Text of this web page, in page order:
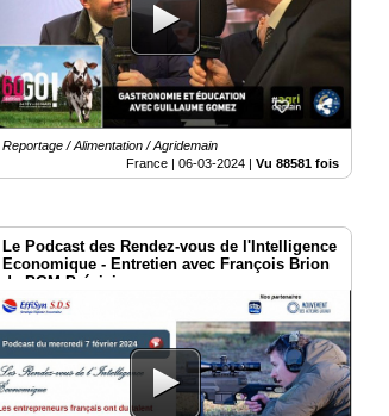
Reportage / Alimentation / Agridemain
France |06-03-2024 |Vu 88581 fois
Le Podcast des Rendez-vous de l'Intelligence
Economique - Entretien avec François Brion
de PGM Précision